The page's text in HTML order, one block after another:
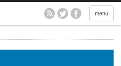
menu